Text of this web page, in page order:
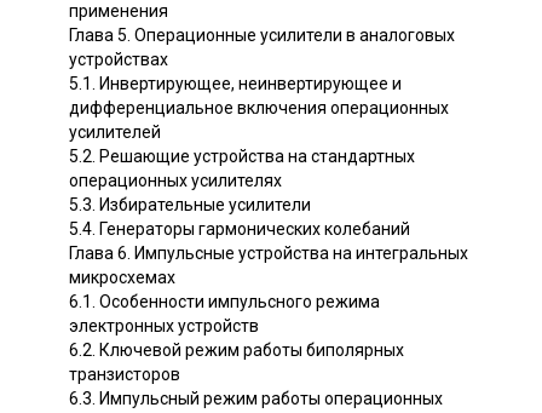
применения
Глава 5. Операционные усилители в аналоговых
устройствах
5.1. Инвертирующее, неинвертирующее и
дифференциальное включения операционных
усилителей
5.2. Решающие устройства на стандартных
операционных усилителях
5.3. Избирательные усилители
5.4. Генераторы гармонических колебаний
Глава 6. Импульсные устройства на интегральных
микросхемах
6.1. Особенности импульсного режима
электронных устройств
6.2. Ключевой режим работы биполярных
транзисторов
6.3. Импульсный режим работы операционных